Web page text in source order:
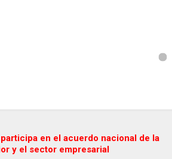
en el acuerdo nacional de la
y el sector empresarial